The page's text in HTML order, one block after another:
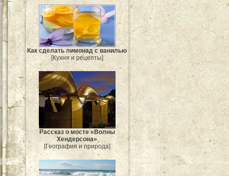
Как сделать лимонад с ванилью
[Кухня и рецепты]
Рассказ о мосте «Волны
Хендерсона»
[География и природа]